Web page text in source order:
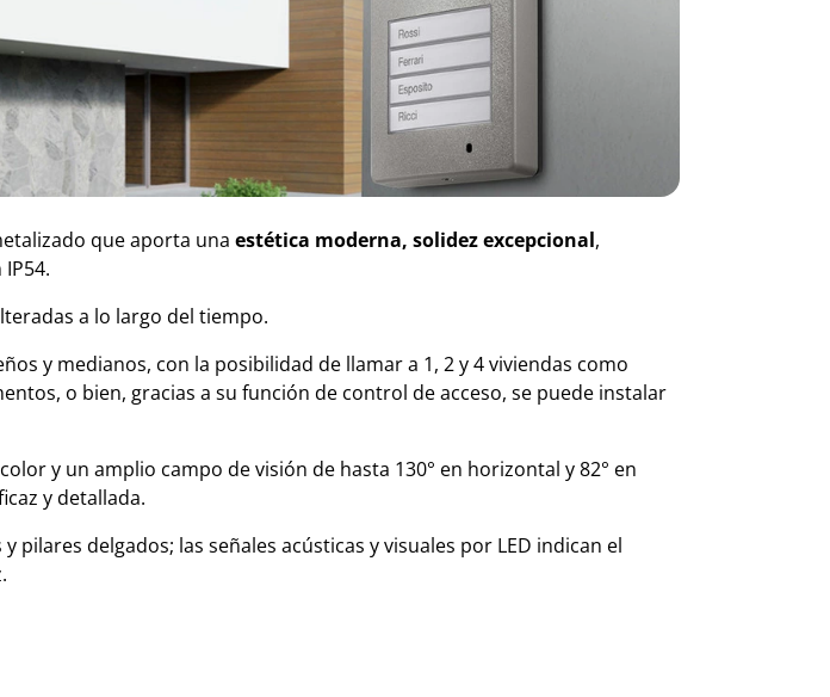
que aporta una estética moderna, solidez excepcional,
a lo largo del tiempo.
y medianos, con la posibilidad de llamar a 1, 2 y 4 viviendas como
o bien, gracias a su función de control de acceso, se puede instalar
y un amplio campo de visión de hasta 130° en horizontal y 82° en
y detallada.
delgados; las señales acústicas y visuales por LED indican el